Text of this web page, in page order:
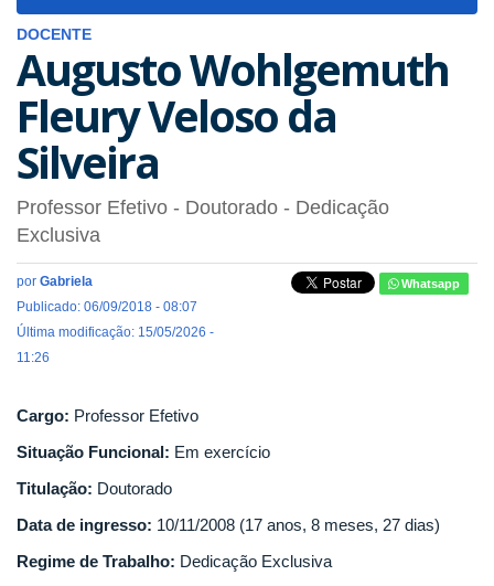
DOCENTE
Augusto Wohlgemuth
Fleury Veloso da
Silveira
Professor Efetivo - Doutorado - Dedicação
Exclusiva
por Gabriela
Publicado: 06/09/2018 - 08:07
Última modificação: 15/05/2026 -
11:26
Whatsapp
Cargo: Professor Efetivo
Situação Funcional: Em exercício
Titulação: Doutorado
Data de ingresso: 10/11/2008 (17 anos, 8 meses, 27 dias)
Regime de Trabalho: Dedicação Exclusiva